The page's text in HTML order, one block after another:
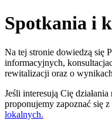
Spotkania i
Na tej stronie dowiedzą się
informacyjnych,
rewitalizacji oraz o
Jeśli interesują Cię
proponujemy zapoznać się
lokalnych.